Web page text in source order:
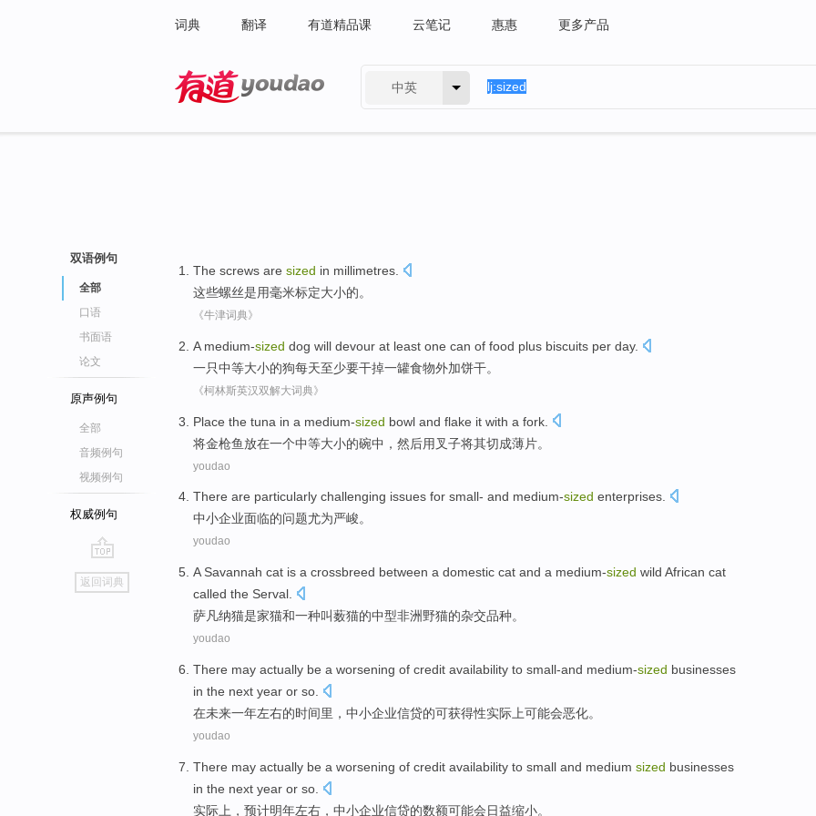
词典 翻译 有道精品课 云笔记 惠惠 更多产品
中英
双语例句
全部
口语
书面语
论文
原声例句
全部
音频例句
视频例句
权威例句
go
top
返回词典
The screws are sized in millimetres
这些螺丝是用毫米标定大小的。
《牛津词典》
A medium-sized dog will devour at least one can of food plus biscuits per day.
一只中等大小的狗每天至少要干掉一罐食物外加饼干。
《柯林斯英汉双解大词典》
Place the tuna in a medium-sized bowl and flake it with a fork
将金枪鱼放在一个中等大小的碗中 ， 然后用叉子将其切成薄片。
youdao
There are particularly challenging issues for small- and medium-sized enterprises.
中小企业面临的问题尤为严峻。
youdao
ASavannah cat is a crossbreed between a domestic cat and a medium-sized wild African cat
called the Serval
萨凡纳猫是家猫和一种叫薮猫的中型非洲野猫的杂交品种。
youdao
There may actually be a worsening of credit availability to small-and medium-sized businesses
in the next year or so.
在未来一年左右的时间里， 中小企业信贷的可获得性实际上可能会恶化。
youdao
There may actually be a worsening of credit availability to small and medium sized businesses
in the next year or so.
实际上 ，预计明年左右， 中小企业信贷的数额可能会日益缩小。